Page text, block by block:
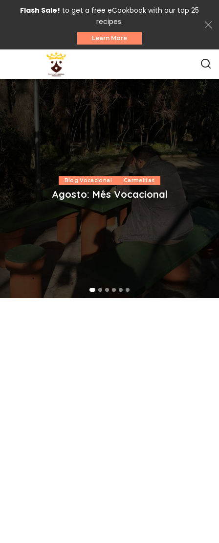
Flash Sale! to get a free eCookbook with our top 25
recipes.
Learn More
Blog Vocacional Carmelitas
Agosto: Mês Vocacional